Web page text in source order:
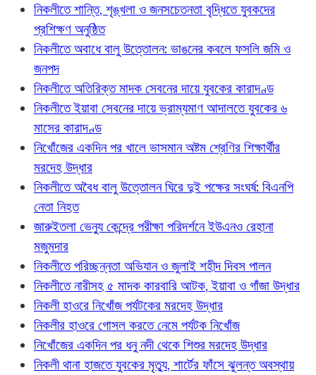
নিকলীতে শান্তি, শৃঙ্খলা ও জনসচেতনতা বৃদ্ধিতে যুবকদের
প্রশিক্ষণ অনুষ্ঠিত
নিকলীতে অবাধে বালু উত্তোলন: ভাঙনের কবলে ফসলি জমি ও
জনপদ
নিকলীতে অতিরিক্ত মাদক সেবনের দায়ে যুবকের কারাদণ্ড
নিকলীতে ইয়াবা সেবনের দায়ে ভ্রাম্যমাণ আদালতে যুবকের ৬
মাসের কারাদণ্ড
নিখোঁজের একদিন পর খালে ভাসমান অষ্টম শ্রেণির শিক্ষার্থীর
মরদেহ উদ্ধার
নিকলীতে অবৈধ বালু উত্তোলন ঘিরে দুই পক্ষের সংঘর্ষ: বিএনপি
নেতা নিহত
জারুইতলা ভেন্যু কেন্দ্রে পরীক্ষা পরিদর্শনে ইউএনও রেহানা
মজুমদার
নিকলীতে পরিচ্ছন্নতা অভিযান ও জুলাই শহীদ দিবস পালন
নিকলীতে নারীসহ ৫ মাদক কারবারি আটক, ইয়াবা ও গাঁজা উদ্ধার
নিকলী হাওরে নিখোঁজ পর্যটকের মরদেহ উদ্ধার
নিকলীর হাওরে গোসল করতে নেমে পর্যটক নিখোঁজ
নিখোঁজের একদিন পর ধনু নদী থেকে শিশুর মরদেহ উদ্ধার
নিকলী থানা হাজতে যুবকের মৃত্যু, শার্টের ফাঁসে ঝুলন্ত অবস্থায়